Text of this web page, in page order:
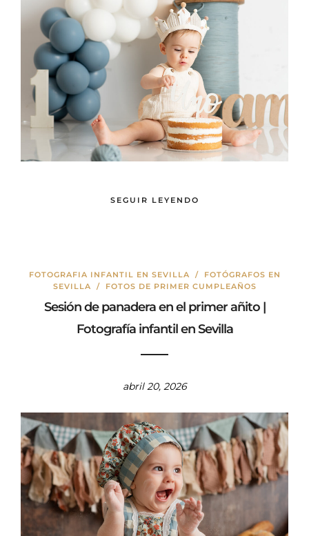
SEGUIR LEYENDO
FOTOGRAFIA INFANTIL EN SEVILLA /
FOTÓGRAFOS EN
SEVILLA / FOTOS DE PRIMER CUMPLEAÑOS
Sesión de panadera en el primer añito |
Fotografía infantil en Sevilla
abril 20, 2026